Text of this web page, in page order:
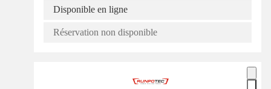
Disponible en ligne
Réservation non disponible